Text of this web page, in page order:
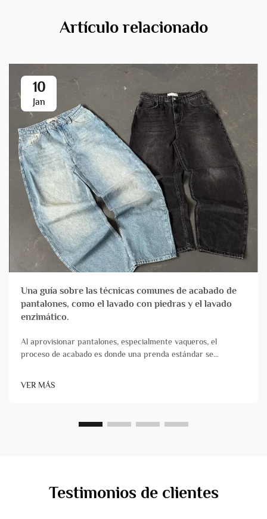
Artículo relacionado
10
Jan
Una guía sobre las técnicas comunes de acabado de
pantalones, como el lavado con piedras y el lavado
enzimático.
Al aprovisionar pantalones, especialmente vaqueros, el
proceso de acabado es donde una prenda estándar se
atractivo comercial. Para los propietarios de marcas y los
gestores de productos, comprender estas técnicas es
VER MÁS
Testimonios de clientes